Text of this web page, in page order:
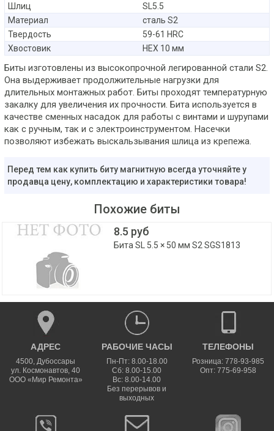
Шлиц
SL5.5
Материал
сталь S2
Твердость
59-61 HRC
Хвостовик
HEX 10 мм
Биты изготовлены из высокопрочной легированной стали S2.
Она выдерживает продолжительные нагрузки для
длительных монтажных работ. Биты проходят температурную
закалку для увеличения их прочности. Бита используется в
качестве сменных насадок для работы с винтами и шурупами
как с ручным, так и с электроинструментом. Насечки
позволяют избежать выскальзывания шлица из крепежа.
Перед тем как купить биту магнитную всегда уточняйте у
продавца цену, комплектацию и характеристики товара!
Похожие биты
8.5 руб
Бита SL 5.5 × 50 мм S2 SGS1813
АДРЕС
4500,Дубоссары
ул. Космонавтов, 40
ООО «Мир Ремонта»
РАБОЧИЕ ЧАСЫ
Пн-Пт: 8.00-18.00
Сб: 8.00-15.00
Вс: 8.00-14.00
Без перерывов и
выходных
ТЕЛЕФОНЫ
Розница: 778-93-985
Опт: 775-69-958